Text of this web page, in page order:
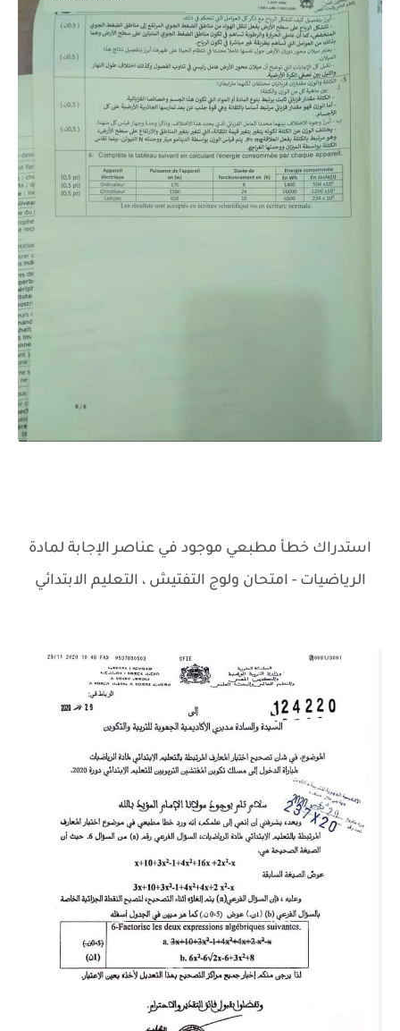
استدراك خطأ مطبعي موجود في عناصر الإجابة لمادة
الرياضيات - امتحان ولوج التفتيش ، التعليم الابتدائي